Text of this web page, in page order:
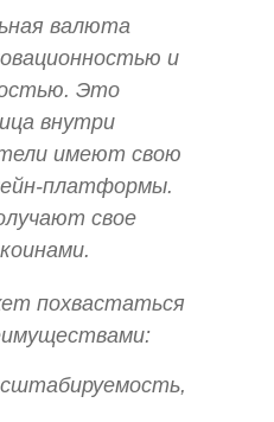
валюта
и
Это
внутри
имеют свою
платформы.
свое
похвастаться